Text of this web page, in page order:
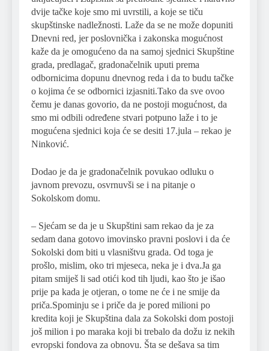
dvije tačke koje smo mi uvrstili, a koje se tiču
skupštinske nadležnosti. Laže da se ne može dopuniti
Dnevni red, jer poslovnička i zakonska mogućnost
kaže da je omogućeno da na samoj sjednici Skupštine
grada, predlagač, gradonačelnik uputi prema
odbornicima dopunu dnevnog reda i da to budu tačke
o kojima će se odbornici izjasniti.Tako da sve ovoo
čemu je danas govorio, da ne postoji mogućnost, da
smo mi odbili određene stvari potpuno laže i to je
mogućena sjednici koja će se desiti 17.jula – rekao je
Ninković.
Dodao je da je gradonačelnik povukao odluku o
javnom prevozu, osvrnuvši se i na pitanje o
Sokolskom domu.
– Sjećam se da je u Skupštini sam rekao da je za
sedam dana gotovo imovinsko pravni poslovi i da će
Sokolski dom biti u vlasništvu grada. Od toga je
prošlo, mislim, oko tri mjeseca, neka je i dva.Ja ga
pitam smiješ li sad otići kod tih ljudi, kao što je išao
prije pa kada je otjeran, o tome ne će i ne smije da
priča.Spominju se i priče da je pored milioni po
kredita koji je Skupština dala za Sokolski dom postoji
još milion i po maraka koji bi trebalo da dožu iz nekih
evropski fondova za obnovu. Šta se dešava sa tim